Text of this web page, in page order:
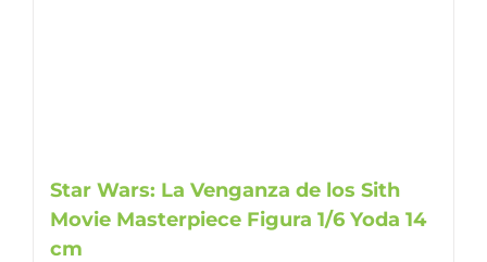
Star Wars: La Venganza de los Sith
Movie Masterpiece Figura 1/6 Yoda 14
cm